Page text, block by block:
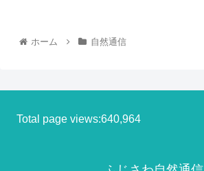
ホーム 自然通信
Total page views:640,964